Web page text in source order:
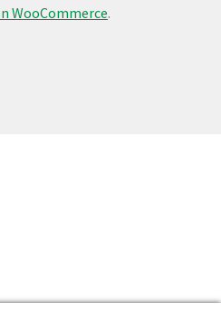
WooCommerce.